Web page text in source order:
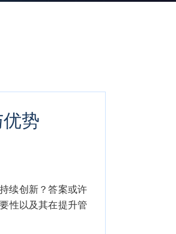
势
续创新？答案或许
性以及其在提升管